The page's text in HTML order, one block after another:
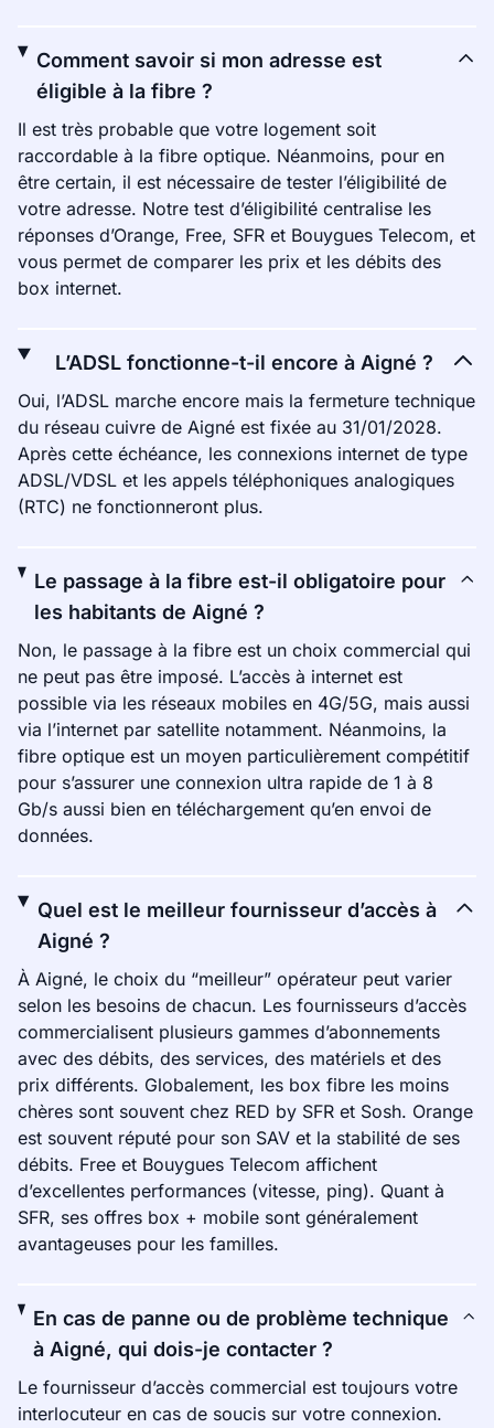
Comment savoir si mon adresse est
éligible à la fibre ?
Il est très probable que votre logement soit
raccordable à la fibre optique. Néanmoins, pour en
être certain, il est nécessaire de tester l’éligibilité de
votre adresse. Notre test d’éligibilité centralise les
réponses d’Orange, Free, SFR et Bouygues Telecom, et
vous permet de comparer les prix et les débits des
box internet.
L’ADSL fonctionne-t-il encore à Aigné ?
Oui, l’ADSL marche encore mais la fermeture technique
du réseau cuivre de Aigné est fixée au 31/01/2028.
Après cette échéance, les connexions internet de type
ADSL/VDSL et les appels téléphoniques analogiques
(RTC) ne fonctionneront plus.
Le passage à la fibre est-il obligatoire pour
les habitants de Aigné ?
Non, le passage à la fibre est un choix commercial qui
ne peut pas être imposé. L’accès à internet est
possible via les réseaux mobiles en 4G/5G, mais aussi
via l’internet par satellite notamment. Néanmoins, la
fibre optique est un moyen particulièrement compétitif
pour s’assurer une connexion ultra rapide de 1 à 8
Gb/s aussi bien en téléchargement qu’en envoi de
données.
Quel est le meilleur fournisseur d’accès à
Aigné ?
À Aigné, le choix du “meilleur” opérateur peut varier
selon les besoins de chacun. Les fournisseurs d’accès
commercialisent plusieurs gammes d’abonnements
avec des débits, des services, des matériels et des
prix différents. Globalement, les box fibre les moins
chères sont souvent chez RED by SFR et Sosh. Orange
est souvent réputé pour son SAV et la stabilité de ses
débits. Free et Bouygues Telecom affichent
d’excellentes performances (vitesse, ping). Quant à
SFR, ses offres box + mobile sont généralement
avantageuses pour les familles.
En cas de panne ou de problème technique
à Aigné, qui dois-je contacter ?
Le fournisseur d’accès commercial est toujours votre
interlocuteur en cas de soucis sur votre connexion.